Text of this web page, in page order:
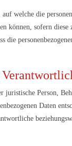
welche die
können, sofern
die
Person,
Daten